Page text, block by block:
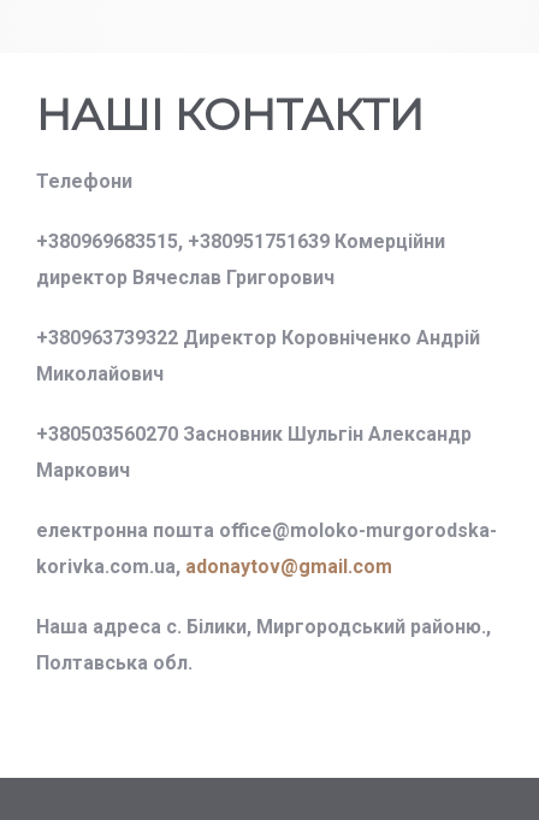
НАШІ КОНТАКТИ
Телефони
+380969683515, +380951751639 Комерційни
директор Вячеслав Григорович
+380963739322 Директор Коровніченко Андрій
Миколайович
+380503560270 Засновник Шульгін Александр
Маркович
електронна пошта office@moloko-murgorodska-
korivka.com.ua, adonaytov@gmail.com
Наша адреса с. Білики, Миргородський районю.,
Полтавська обл.